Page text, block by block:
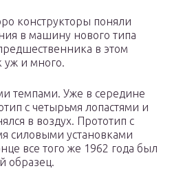
конструкторы поняли
в машину нового типа
в этом
уж и много.
темпами. Уже в середине
с четырьмя лопастями и
в воздух. Прототип с
силовыми установками
все того же 1962 года был
образец.